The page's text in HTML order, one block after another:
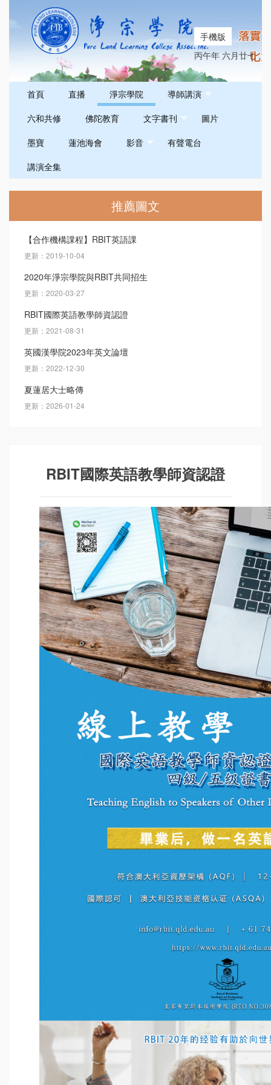
手機版
丙午年 六月廿七
首頁 直播 淨宗學院
導師講演
六和共修
佛陀教育 文字書刊
圖片
墨寶
蓮池海會 影音
有聲電台
講演全集
推薦圖文
【合作機構課程】RBIT英語課
更新：2019-10-04
2020年淨宗學院與RBIT共同招生
更新：2020-03-27
RBIT國際英語教學師資認證
更新：2021-08-31
英國漢學院2023年英文論壇
更新：2022-12-30
夏蓮居大士略傳
更新：2026-01-24
RBIT國際英語教學師資認證